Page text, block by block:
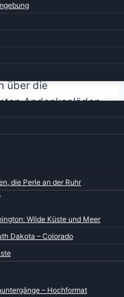
die Perle an der Ruhr
Wilde Küste und Meer
Dakota – Colorado
– Hochformat
gelangen.
einfach
wir bei schönstem
ein Parkticket
über die
Andenkenläden,
noch da rum steht,